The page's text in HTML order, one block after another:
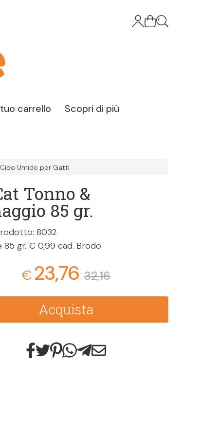
carrello Scopri di più
Cibo Umido per Gatti
Tonno &
85 gr.
8032
85 gr. € 0,99 cad. Brodo
€23,76 32,16
Acquista